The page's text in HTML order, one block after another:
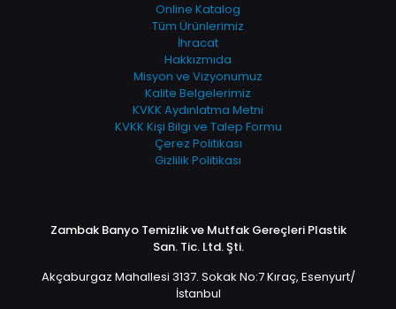
Online Katalog
Tüm Ürünlerimiz
İhracat
Hakkızmıda
Misyon ve Vizyonumuz
Kalite Belgelerimiz
KVKK Aydınlatma Metni
KVKK Kişi Bilgi ve Talep Formu
Çerez Politikası
Gizlilik Politikası
Zambak Banyo Temizlik ve Mutfak Gereçleri Plastik
San. Tic. Ltd. Şti.
Akçaburgaz Mahallesi 3137. Sokak No:7 Kıraç, Esenyurt/
İstanbul